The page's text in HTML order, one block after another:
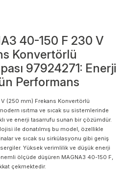
40-150 F 230 V
Konvertörlü
97924271: Enerji
Performans
(250 mm) Frekans Konvertörlü
ısıtma ve sıcak su sistemlerinde
ve enerji tasarrufu sunan bir çözümdür.
ile donatılmış bu model, özellikle
ve sıcak su sirkülasyonu gibi geniş
Yüksek verimlilik ve düşük enerji
ölçüde düşüren MAGNA3 40-150 F,
çekmektedir.